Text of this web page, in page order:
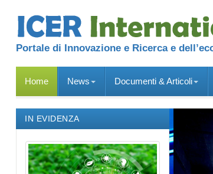
Portale di Innovazione e Ricerca e
Home News Documenti & Articoli
IN EVIDENZA